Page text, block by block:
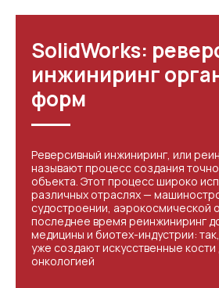
SolidWorks:
инжиниринг
форм
Реверсивный инжиниринг, или
называют процесс создания
объекта. Этот процесс широко
различных отраслях —
судостроении, аэрокосмической
последнее время реинжиниринг
медицины и биотех-индустрии:
уже создают искусственные
онкологией